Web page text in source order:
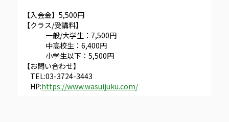
【入会金】5,500円
【クラス/受講料】
一般/大学生：7,500円
中高校生：6,400円
小学生以下：5,500円
【お問い合わせ】
TEL:03-3724-3443
HP:https://www.wasuijuku.com/